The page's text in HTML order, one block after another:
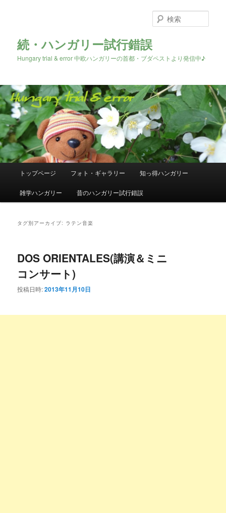
続・ハンガリー試行錯誤
Hungary trial & error 中欧ハンガリーの首都・ブダペストより発信中♪
索
メ
メ
イ
ン
サ
ブ
テ
トップページ フォト・ギャラリー 知っ得ハンガリー
雑学ハンガリー 昔のハンガリー試行錯誤
タグ別アーカイブ: ラテン音楽
DOS ORIENTALES(講演＆ミニ
コンサート)
投稿日時:2013年11月10日